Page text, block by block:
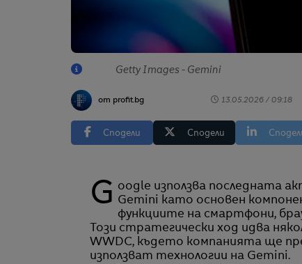
Getty Images - Gemini
от profit.bg 13.05.2026 / 09:18
Сподели Сподели
Google използва последната актуализация на Android, за да интегрира AI модела Gemini като основен
функциите на смартфони,
Този стратегически ход идва
WWDC, където компанията ще
използват технологии на Gemini.